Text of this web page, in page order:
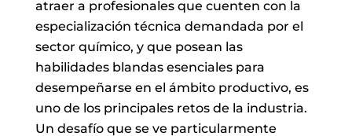
atraer a profesionales que cuenten con la
especialización técnica demandada por el
sector químico, y que posean las
habilidades blandas esenciales para
desempeñarse en el ámbito productivo, es
uno de los principales retos de la industria.
Un desafío que se ve particularmente